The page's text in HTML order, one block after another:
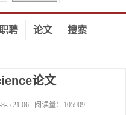
聘 论文 搜索
论文
5 21:06 阅读量： 105909